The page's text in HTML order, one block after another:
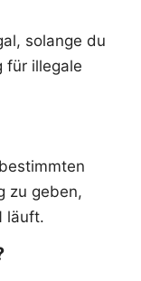
solange du
für illegale
zu geben,
läuft.